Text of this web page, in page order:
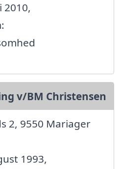
2010,
v/BM Christensen
2, 9550 Mariager
1993,